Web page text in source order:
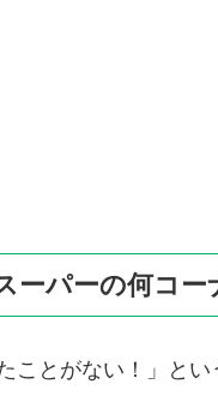
ーパーの何コー
ことがない！」と